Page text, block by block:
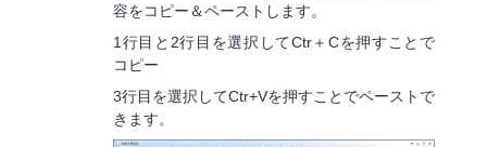
容をコピー＆ペーストします。
1行目と2行目を選択してCtr＋Cを押すことで
コピー
3行目を選択してCtr+Vを押すことでペーストで
きます。